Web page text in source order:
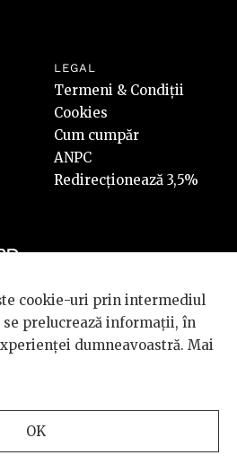
LEGAL
Termeni & Condiții
Cookies
Cum cumpăr
ANPC
Redirecționează 3,5%
Générale, toate drepturile rezervate.
de
BRD GROUPE SOCIÉTÉ
cookie-uri prin intermediul
se prelucrează informații, în
dumneavoastră. Mai
OK